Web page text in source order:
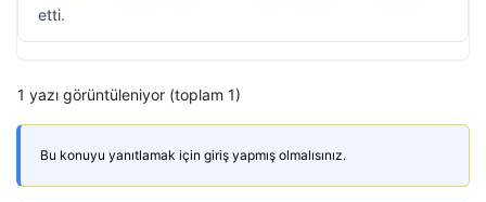
etti.
1 yazı görüntüleniyor (toplam 1)
Bu konuyu yanıtlamak için giriş yapmış olmalısınız.